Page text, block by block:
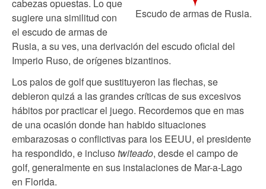
Escudo de armas de Rusia.
cabezas opuestas. Lo que
sugiere una similitud con
el escudo de armas de
Rusia, a su ves, una derivación del escudo oficial del
Imperio Ruso, de orígenes bizantinos.
Los palos de golf que sustituyeron las flechas, se
debieron quizá a las grandes críticas de sus excesivos
hábitos por practicar el juego. Recordemos que en mas
de una ocasión donde han habido situaciones
embarazosas o conflictivas para los EEUU, el presidente
ha respondido, e incluso twiteado, desde el campo de
golf, generalmente en sus instalaciones de Mar-a-Lago
en Florida.